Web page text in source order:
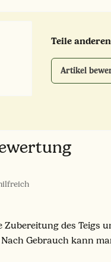
Teile
Artikel
des Teigs
Gebrauch kann